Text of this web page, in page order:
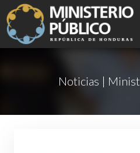
Noticias |